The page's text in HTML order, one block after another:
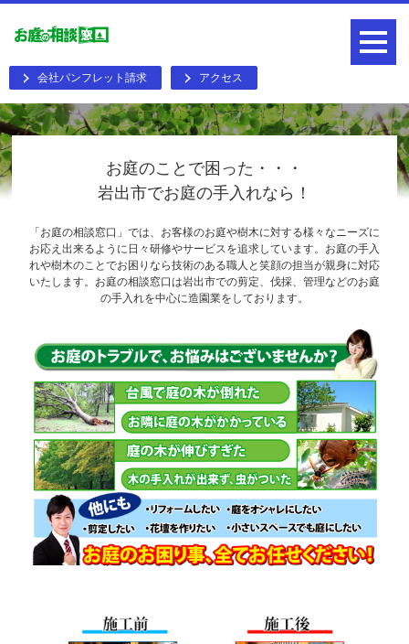
会社パンフレット請求 アクセス
お庭のことで困った・・・
岩出市でお庭の手入れなら！
「お庭の相談窓口」では、お客様のお庭や樹木に対する様々なニーズに
お応え出来るように日々研修やサービスを追求しています。お庭の手入
れや樹木のことでお困りなら技術のある職人と笑顔の担当が親身に対応
いたします。お庭の相談窓口は岩出市での剪定、伐採、管理などのお庭
の手入れを中心に造園業をしております。